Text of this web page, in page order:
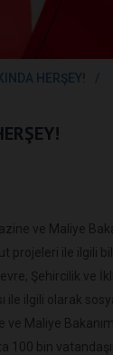
HERŞEY!
ve Maliye
projeleri ile ilgili
Şehircilik ve
ilgili olarak
Maliye
100 bin